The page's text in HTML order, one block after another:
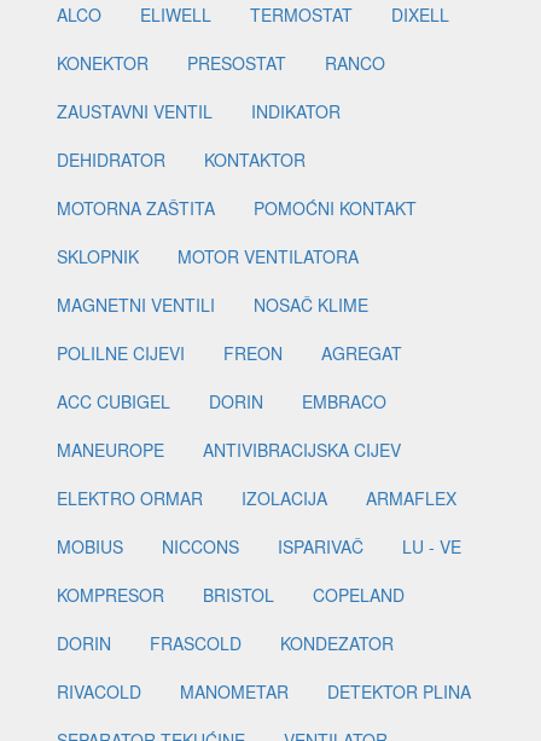
ALCO
ELIWELL TERMOSTAT
DIXELL
KONEKTOR
PRESOSTAT
RANCO
ZAUSTAVNI VENTIL
INDIKATOR
DEHIDRATOR
KONTAKTOR
MOTORNA ZAŠTITA
POMOĆNI KONTAKT
SKLOPNIK
MOTOR VENTILATORA
MAGNETNI VENTILI
NOSAČ KLIME
POLILNE CIJEVI
FREON
AGREGAT
ACC CUBIGEL
DORIN
EMBRACO
MANEUROPE
ANTIVIBRACIJSKA CIJEV
ELEKTRO ORMAR
IZOLACIJA
ARMAFLEX
MOBIUS
NICCONS ISPARIVAČ
LU - VE
KOMPRESOR
BRISTOL
COPELAND
DORIN
FRASCOLD
KONDEZATOR
RIVACOLD
MANOMETAR
DETEKTOR PLINA